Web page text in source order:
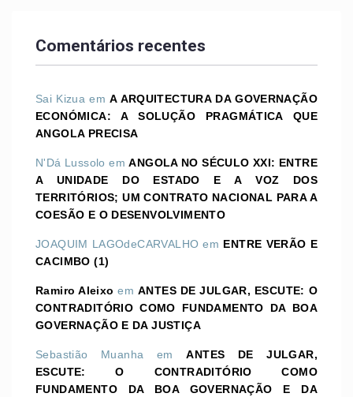
Comentários recentes
Sai Kizua emA ARQUITECTURA DA GOVERNAÇÃO
ECONÓMICA: A SOLUÇÃO PRAGMÁTICA QUE
ANGOLA PRECISA
N'Dá Lussolo emANGOLA NO SÉCULO XXI: ENTRE
A UNIDADE DO ESTADO E A VOZ DOS
TERRITÓRIOS; UM CONTRATO NACIONAL PARA A
COESÃO E O DESENVOLVIMENTO
JOAQUIM LAGOdeCARVALHO em ENTRE VERÃO E
CACIMBO (1)
Ramiro Aleixo emANTES DE JULGAR, ESCUTE: O
CONTRADITÓRIO COMO FUNDAMENTO DA BOA
GOVERNAÇÃO E DA JUSTIÇA
Sebastião Muanha emANTES DE JULGAR,
ESCUTE: O CONTRADITÓRIO COMO
FUNDAMENTO DA BOA GOVERNAÇÃO E DA